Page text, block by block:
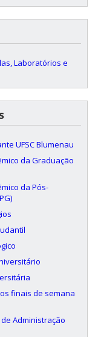
Laboratórios e
UFSC Blumenau
da Graduação
da Pós-
finais de semana
Administração